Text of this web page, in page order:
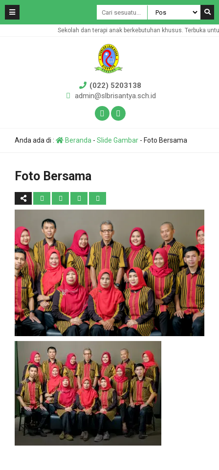
Sekolah dan terapi anak berkebutuhan khusus. Terbuka
(022) 5203138
admin@slbrisantya.sch.id
Anda ada di : Beranda - Slide Gambar - Foto Bersama
Foto Bersama